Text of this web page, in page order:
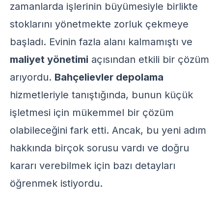
zamanlarda işlerinin büyümesiyle birlikte
stoklarını yönetmekte zorluk çekmeye
başladı. Evinin fazla alanı kalmamıştı ve
maliyet yönetimi açısından etkili bir çözüm
arıyordu. Bahçelievler depolama
hizmetleriyle tanıştığında, bunun küçük
işletmesi için mükemmel bir çözüm
olabileceğini fark etti. Ancak, bu yeni adım
hakkında birçok sorusu vardı ve doğru
kararı verebilmek için bazı detayları
öğrenmek istiyordu.